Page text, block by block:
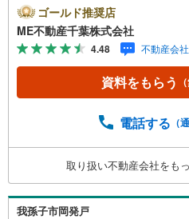
送迎無料！頭金なし・銀
れた『やどかリッチ』使
テリア』家具や家電と『
める庭、この充実度で変
入でき、その代金を住宅
ービス、それがやどかリ
の？疾病ってなに？ロー
ーンの組み方、知らない
サポート致します！
ゴールド推奨店
ME不動産千葉株式会社
4.48 不動産会
資料をもらう
電話する （
取り扱い不動産会社をも
我孫子市岡発戸